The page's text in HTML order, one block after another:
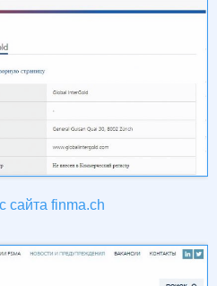
сайта finma.ch